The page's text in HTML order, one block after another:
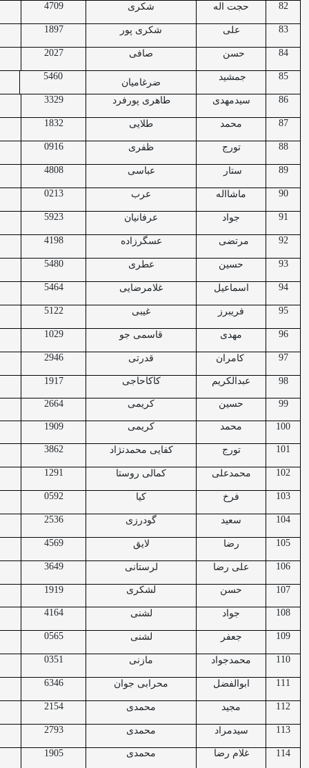
82 حجت اله شکری 4709
83 علی شکری پور 1897
84 حسن صافی 2027
85 جمشید
ضرغامیان
5460
86 سیدمهدی طاهری پورفرد 3329
87 محمد طلایی 1832
88 تورج ظفری 0916
89 ستار عباسی 4808
90 ماشااله عرب 0213
91 جواد عرفانیان 5923
92 مرتضی عسگرزاده 4198
93 حسین عطری 5480
94 اسماعیل غلامرضایی 5464
95 فریبرز غیبی 5122
96 مهدی قاسمی جو 1029
97 کامران قدرتی 2946
98 عبدالکریم کاکاحاجی 1917
99 حسین کریمی 2664
100 محمد کریمی 1909
101 تورج کفایی محمدنژاد 3862
102 محمدعلی کمالی روستا 1291
103 فرخ کیا 0592
104 سعید گودرزی 2536
105 رضا لایق 4569
106 علی رضا لرستانی 3649
107 حسن لشکری 1919
108 جواد لشنی 4164
109 جعفر لشنی 0565
110 محمدجواد مازنی 0351
111 ابوالفضل محرابی جوان 6346
112 مجید محمدی 2154
113 سیدمراد محمدی 2793
114 غلام رضا محمدی 1905